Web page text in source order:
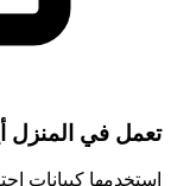
تعمل في المنزل
استخدمها كبيانات